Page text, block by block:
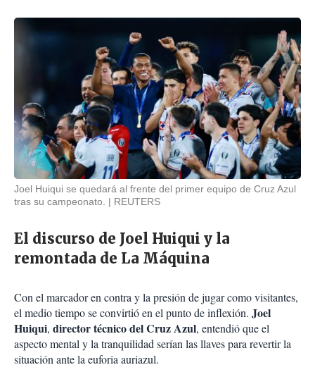
Joel Huiqui se quedará al frente del primer equipo de Cruz Azul
tras su campeonato.
REUTERS
El discurso de Joel Huiqui y la
remontada de La Máquina
Con el marcador en contra y la presión de jugar como visitantes,
el medio tiempo se convirtió en el punto de inflexión. Joel
Huiqui, director técnico del Cruz Azul, entendió que el
aspecto mental y la tranquilidad serían las llaves para revertir la
situación ante la euforia auriazul.